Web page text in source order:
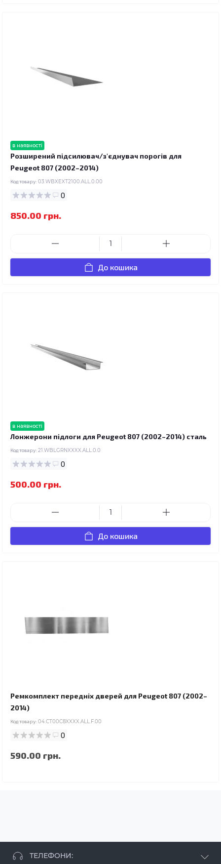
в наявності
Розширений підсилювач/з'єднувач порогів для
Peugeot 807 (2002–2014)
Код товару: 03.WBXEXT2100.ALL.0.00
0
850.00 грн.
До кошика
в наявності
Лонжерони підлоги для Peugeot 807 (2002–2014) сталь
Код товару: 21.WBLGRNXXXX.ALL.0.0
0
500.00 грн.
До кошика
Ремкомплект передніх дверей для Peugeot 807 (2002–
2014)
Код товару: 04.CT00C8XXXX.ALL.F.00
0
590.00 грн.
ТЕЛЕФОНИ: